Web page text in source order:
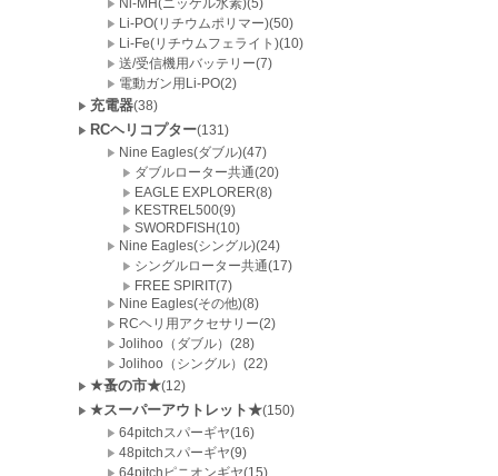
Ni-MH(ニッケル水素)(5)
Li-PO(リチウムポリマー)(50)
Li-Fe(リチウムフェライト)(10)
送/受信機用バッテリー(7)
電動ガン用Li-PO(2)
充電器(38)
RCヘリコプター(131)
Nine Eagles(ダブル)(47)
ダブルローター共通(20)
EAGLE EXPLORER(8)
KESTREL500(9)
SWORDFISH(10)
Nine Eagles(シングル)(24)
シングルローター共通(17)
FREE SPIRIT(7)
Nine Eagles(その他)(8)
RCヘリ用アクセサリー(2)
Jolihoo（ダブル）(28)
Jolihoo（シングル）(22)
★蚤の市★(12)
★スーパーアウトレット★(150)
64pitchスパーギヤ(16)
48pitchスパーギヤ(9)
64pitchピニオンギヤ(15)